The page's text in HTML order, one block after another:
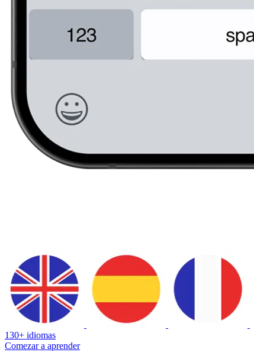
130+ idiomas
Comezar a aprender